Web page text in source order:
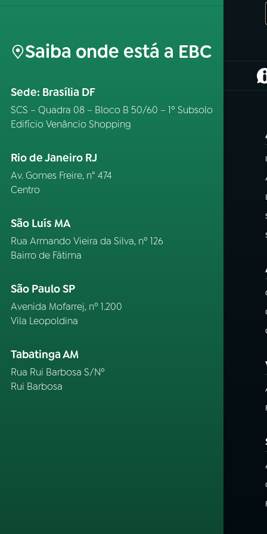
Saiba onde está a EBC
Sede: Brasília DF
SCS – Quadra 08 – Bloco B 50/60 – 1º Subsolo
Edifício Venâncio Shopping
Rio de Janeiro RJ
Av. Gomes Freire, n° 474
Centro
São Luís MA
Rua Armando Vieira da Silva, nº 126
Bairro de Fátima
São Paulo SP
Avenida Mofarrej, nº 1.200
Vila Leopoldina
Tabatinga AM
Rua Rui Barbosa S/Nº
Rui Barbosa